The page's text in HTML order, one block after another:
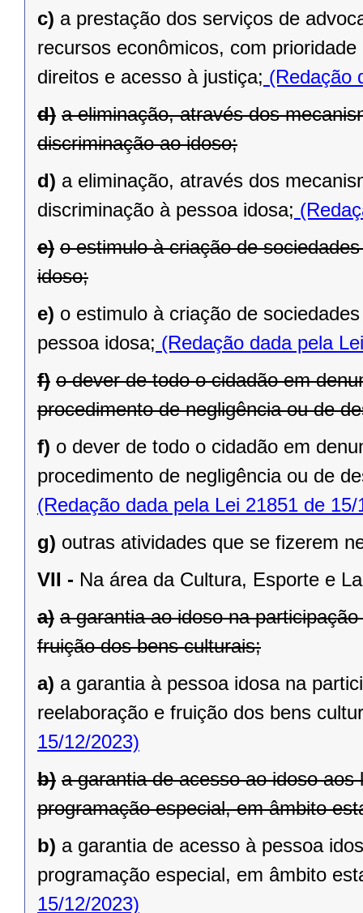
c) a prestação dos serviços de
recursos econômicos, com
direitos e acesso à justiça; (Redação
d) a eliminação, através dos
discriminação ao idoso;
d) a eliminação, através dos
discriminação à pessoa idosa;
e) o estimulo à criação de
idoso;
e) o estimulo à criação de
pessoa idosa; (Redação dada pela
f) o dever de todo o cidadão em
procedimento de negligência ou de
f) o dever de todo o cidadão em
procedimento de negligência ou de
(Redação dada pela Lei 21851 de 15/
g) outras atividades que se fizerem
VII - Na área da Cultura, Esporte e
a) a garantia ao idoso na
fruição dos bens culturais;
a) a garantia à pessoa idosa na
reelaboração e fruição dos bens
15/12/2023)
b) a garantia de acesso ao idoso
programação especial, em âmbito
b) a garantia de acesso à pessoa
programação especial, em âmbito
15/12/2023)